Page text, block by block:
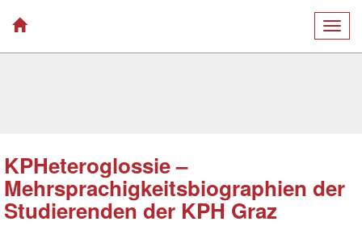
KPHeteroglossie –
Mehrsprachigkeitsbiographien der
Studierenden der KPH Graz